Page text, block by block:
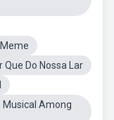
Do Nossa Lar
Musical Among